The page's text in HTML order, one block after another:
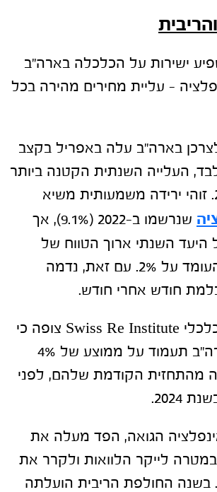
ישירות על הכלכלה בארה"ב
– עליית מחירים מהירה בכל
בארה"ב עלה באפריל בקצב
של 4% בלבד, העלייה השנתית הקטנה ביותר
שנרשמו ב-2022 (9.1%), אך
היעד השנתי ארוך הטווח של
הבנק הפדרלי העומד על 2%. עם זאת, נדמה
חודש אחרי חודש.
מכון המחקר הכלכלי Swiss Re Institute צופה כי
האינפלציה בארה"ב תעמוד על ממוצע של 4%
2023, גבוה מהתחזית הקודמת שלהם, לפני
הגואה, הפד מעלה את
לייקר הלוואות ולקרר את
בשנה החולפת הריבית הועלתה